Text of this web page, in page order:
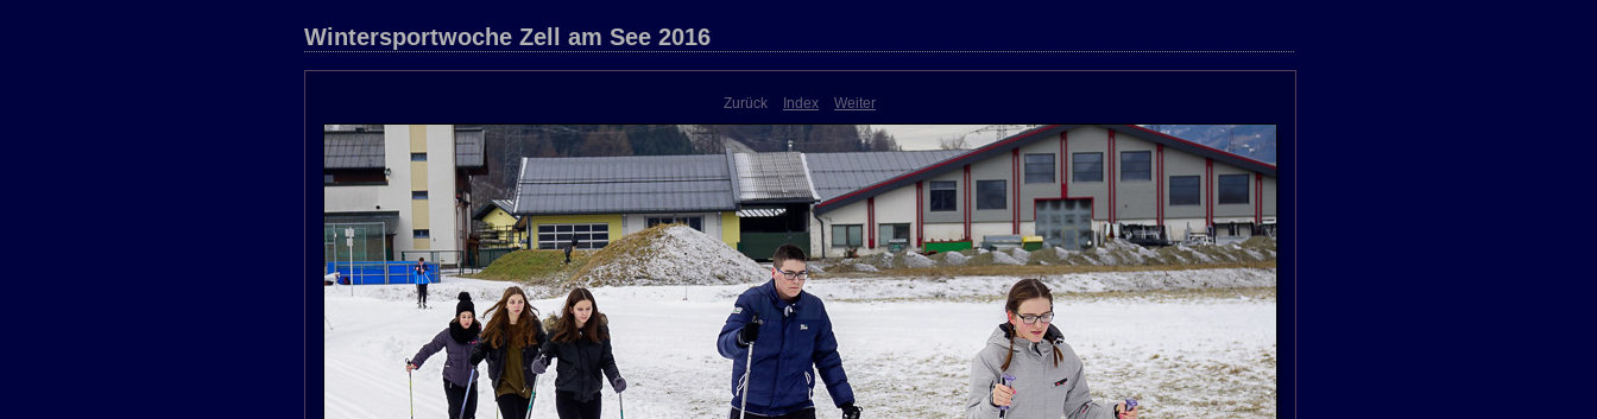
Wintersportwoche Zell am See 2016
Zurück Index Weiter